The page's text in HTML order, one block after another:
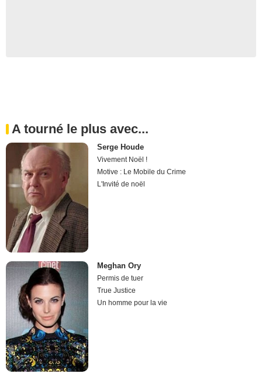
A tourné le plus avec...
Serge Houde
Vivement Noël !
Motive : Le Mobile du Crime
L'Invité de noël
Meghan Ory
Permis de tuer
True Justice
Un homme pour la vie